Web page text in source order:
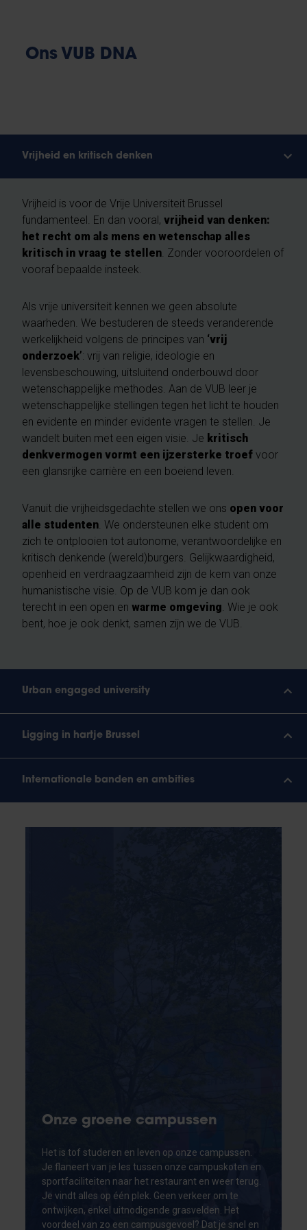
Ons VUB DNA
Vrijheid en kritisch denken
Vrijheid is voor de Vrije Universiteit Brussel
fundamenteel. En dan vooral, vrijheid van denken:
het recht om als mens en wetenschap alles
kritisch in vraag te stellen. Zonder vooroordelen of
vooraf bepaalde insteek.
Als vrije universiteit kennen we geen absolute
waarheden. We bestuderen de steeds veranderende
werkelijkheid volgens de principes van ‘vrij
onderzoek’: vrij van religie, ideologie en
levensbeschouwing, uitsluitend onderbouwd door
wetenschappelijke methodes. Aan de VUB leer je
wetenschappelijke stellingen tegen het licht te houden
en evidente en minder evidente vragen te stellen. Je
wandelt buiten met een eigen visie. Je kritisch
denkvermogen vormt een ijzersterke troef voor
een glansrijke carrière en een boeiend leven.
Vanuit die vrijheidsgedachte stellen we ons open voor
alle studenten. We ondersteunen elke student om
zich te ontplooien tot autonome, verantwoordelijke en
kritisch denkende (wereld)burgers. Gelijkwaardigheid,
openheid en verdraagzaamheid zijn de kern van onze
humanistische visie. Op de VUB kom je dan ook
terecht in een open en warme omgeving. Wie je ook
bent, hoe je ook denkt, samen zijn we de VUB.
Urban engaged university
Ligging in hartje Brussel
Internationale banden en ambities
Onze groene campussen
Het is tof studeren en leven op onze campussen.
Je flaneert van je les tussen onze campuskoten en
sportfaciliteiten naar het restaurant en weer terug.
Je vindt alles op één plek. Geen verkeer om te
ontwijken, enkel uitnodigende grasvelden. Het
voordeel van zo een campusgevoel? Dat je snel en